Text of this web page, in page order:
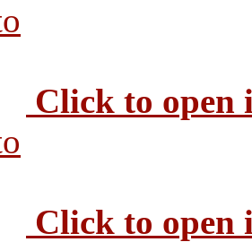
Click to open
Click to open